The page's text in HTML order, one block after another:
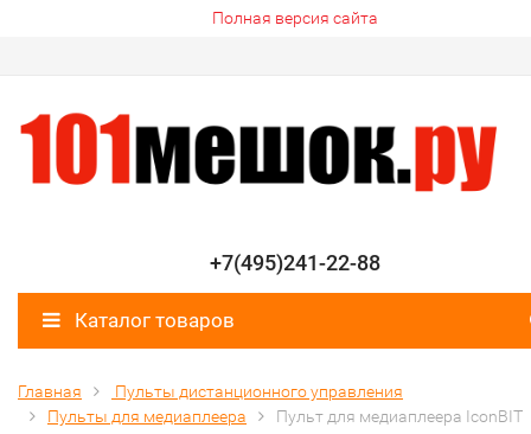
Полная версия сайта
+7(495)241-22-88
Каталог товаров
Главная
Пульты дистанционного управления
Пульты для медиаплеера
Пульт для медиаплеера IconBIT